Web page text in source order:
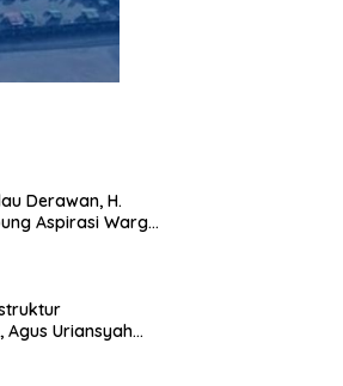
Derawan, H.
Aspirasi Warga
Agus Uriansyah